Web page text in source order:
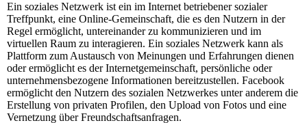
Ein soziales Netzwerk ist ein im Internet betriebener sozialer
Treffpunkt, eine Online-Gemeinschaft, die es den Nutzern in der
Regel ermöglicht, untereinander zu kommunizieren und im
virtuellen Raum zu interagieren. Ein soziales Netzwerk kann als
Plattform zum Austausch von Meinungen und Erfahrungen dienen
oder ermöglicht es der Internetgemeinschaft, persönliche oder
unternehmensbezogene Informationen bereitzustellen. Facebook
ermöglicht den Nutzern des sozialen Netzwerkes unter anderem die
Erstellung von privaten Profilen, den Upload von Fotos und eine
Vernetzung über Freundschaftsanfragen.